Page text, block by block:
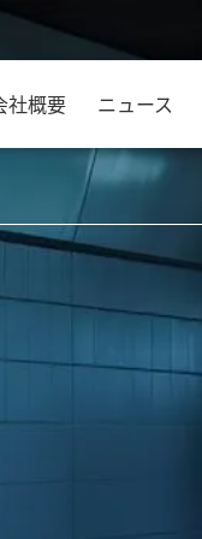
社概要 ニュース